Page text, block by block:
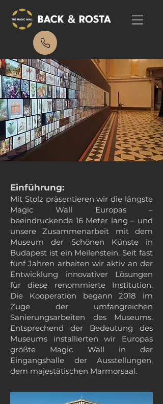
Einführung:
Mit Stolz präsentieren wir die längste
Magic Wall Europas –
beeindruckende 16 Meter lang – und
unsere Zusammenarbeit mit dem
Museum der Schönen Künste in
Budapest ist ein Meilenstein. Seit fast
fünf Jahren arbeiten wir aktiv an der
Entwicklung innovativer Lösungen
für diese renommierte Institution.
Die Kooperation begann 2018 im
Zuge der umfangreichen
Sanierungsarbeiten des Museums.
Entsprechend der Bedeutung des
Museums installierten wir Europas
größte Magic Wall in der
Eingangshalle der Ausstellungen,
dem majestätischen Marmorsaal.